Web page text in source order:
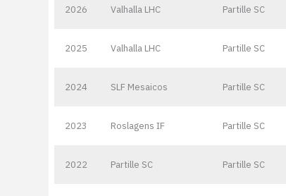
2026 Valhalla LHC Partille SC
2025 Valhalla LHC Partille SC
2024 SLF Mesaicos Partille SC
2023 Roslagens IF Partille SC
2022 Partille SC Partille SC